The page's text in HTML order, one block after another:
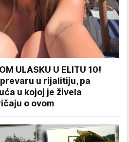
ULASKU U ELITU 10!
u rijalitiju, pa
u kojoj je živela
o ovom